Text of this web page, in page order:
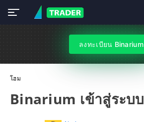
ลงทะเบียน Binarium
โฮม
Binarium เข้าสู่ระบบ